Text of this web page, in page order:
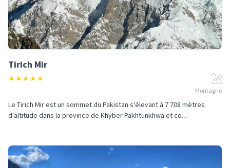
Tirich Mir
★★★★★
Montagne
Le Tirich Mir est un sommet du Pakistan s'élevant à 7 708 mètres
d'altitude dans la province de Khyber Pakhtunkhwa et co...